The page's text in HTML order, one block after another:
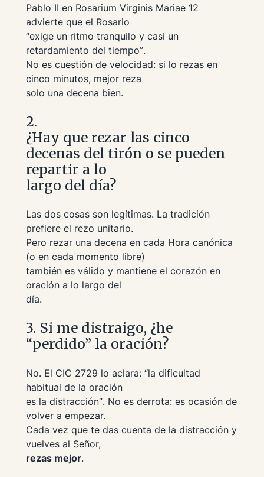
Pablo II en Rosarium Virginis Mariae12
advierte que el Rosario
“exige un ritmo tranquilo y casi un
retardamiento del tiempo”.
No es cuestión de velocidad: si lo rezas en
cinco minutos, mejor reza
solo una decena bien.
2.
¿Hay que rezar las cinco
decenas del tirón o se pueden
repartir a lo
largo del día?
Las dos cosas son legítimas. La tradición
prefiere el rezo unitario.
Pero rezar una decena en cada Hora canónica
(o en cada momento libre)
también es válido y mantiene el corazón en
oración a lo largo del
día.
3. Si me distraigo, ¿he
“perdido” la oración?
No. El CIC 2729 lo aclara: “la dificultad
habitual de la oración
es la distracción”. No es derrota: es ocasión de
volver a empezar.
Cada vez que te das cuenta de la distracción y
vuelves al Señor,
rezas mejor.